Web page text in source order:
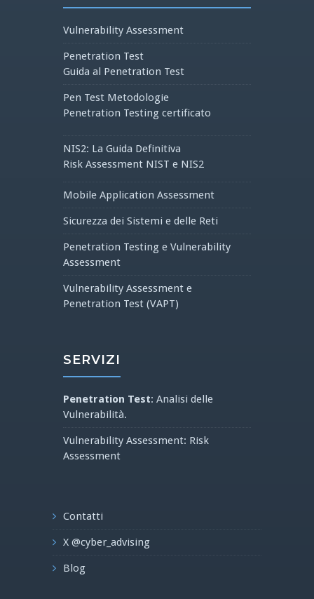
Vulnerability Assessment
Penetration Test
Guida al Penetration Test
Pen Test Metodologie
Penetration Testing certificato
NIS2: La Guida Definitiva
Risk Assessment NIST e NIS2
Mobile Application Assessment
Sicurezza dei Sistemi e delle Reti
Penetration Testing e Vulnerability
Assessment
Vulnerability Assessment e
Penetration Test (VAPT)
SERVIZI
Penetration Test: Analisi delle
Vulnerabilità.
Vulnerability Assessment: Risk
Assessment
Contatti
X @cyber_advising
Blog